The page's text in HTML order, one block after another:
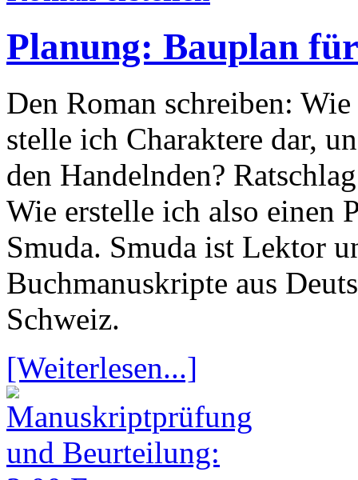
Planung: Bauplan
Den Roman schreiben:
stelle ich Charaktere dar,
den Handelnden?
Wie erstelle ich also einen
Smuda. Smuda ist Lektor
Buchmanuskripte aus
Schweiz.
[Weiterlesen...]